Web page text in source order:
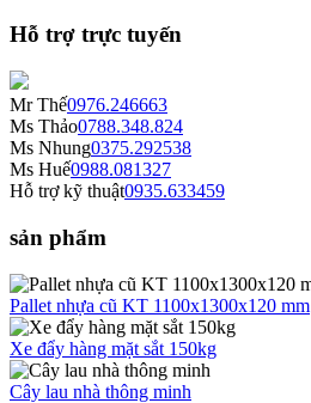
Hỗ trợ trực tuyến
Mr Thế0976.246663
Ms Thảo0788.348.824
Ms Nhung0375.292538
Ms Huế0988.081327
Hỗ trợ kỹ thuật0935.633459
sản phẩm
Pallet nhựa cũ KT 1100x1300x120 mm
Xe đẩy hàng mặt sắt 150kg
Cây lau nhà thông minh